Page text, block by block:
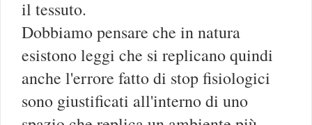
il tessuto.
Dobbiamo pensare che in natura
esistono leggi che si replicano quindi
anche l'errore fatto di stop fisiologici
sono giustificati all'interno di uno